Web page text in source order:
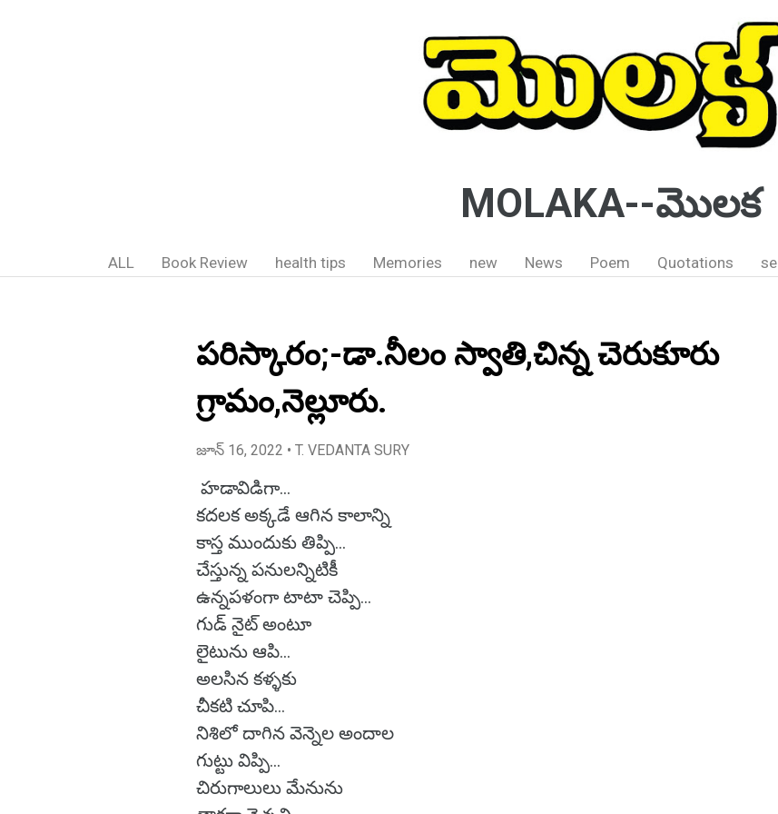
MOLAKA--మొలక
ALL Book Review health tips Memories new News Poem Quotations se
పరిస్కారం;-డా.నీలం స్వాతి,చిన్న చెరుకూరు
గ్రామం,నెల్లూరు.
జూన్ 16, 2022 • T. VEDANTA SURY
హడావిడిగా...
కదలక అక్కడే ఆగిన కాలాన్ని
కాస్త ముందుకు తిప్పి...
చేస్తున్న పనులన్నిటికీ
ఉన్నపళంగా టాటా చెప్పి...
గుడ్ నైట్ అంటూ
లైటును ఆపి...
అలసిన కళ్ళకు
చీకటి చూపి...
నిశిలో దాగిన వెన్నెల అందాల
గుట్టు విప్పి...
చిరుగాలులు మేనును